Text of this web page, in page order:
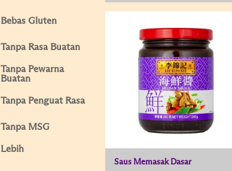
Bebas Gluten
Tanpa Rasa Buatan
Tanpa Pewarna
Buatan
Tanpa Penguat Rasa
Tanpa MSG
Lebih
Saus Memasak Dasar